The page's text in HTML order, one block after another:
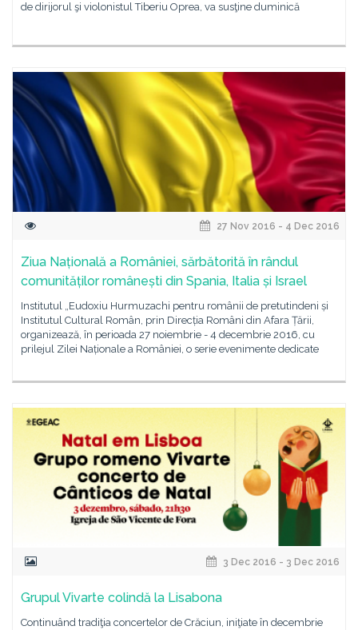
de dirijorul şi violonistul Tiberiu Oprea, va susţine duminică
27 Nov 2016 - 4 Dec 2016
Ziua Națională a României, sărbătorită în rândul
comunităților românești din Spania, Italia și Israel
Institutul „Eudoxiu Hurmuzachi pentru românii de pretutindeni și
Institutul Cultural Român, prin Direcția Români din Afara Țării,
organizează, în perioada 27 noiembrie - 4 decembrie 2016, cu
prilejul Zilei Naționale a României, o serie evenimente dedicate
3 Dec 2016 - 3 Dec 2016
Grupul Vivarte colindă la Lisabona
Continuând tradiţia concertelor de Crăciun, iniţiate în decembrie